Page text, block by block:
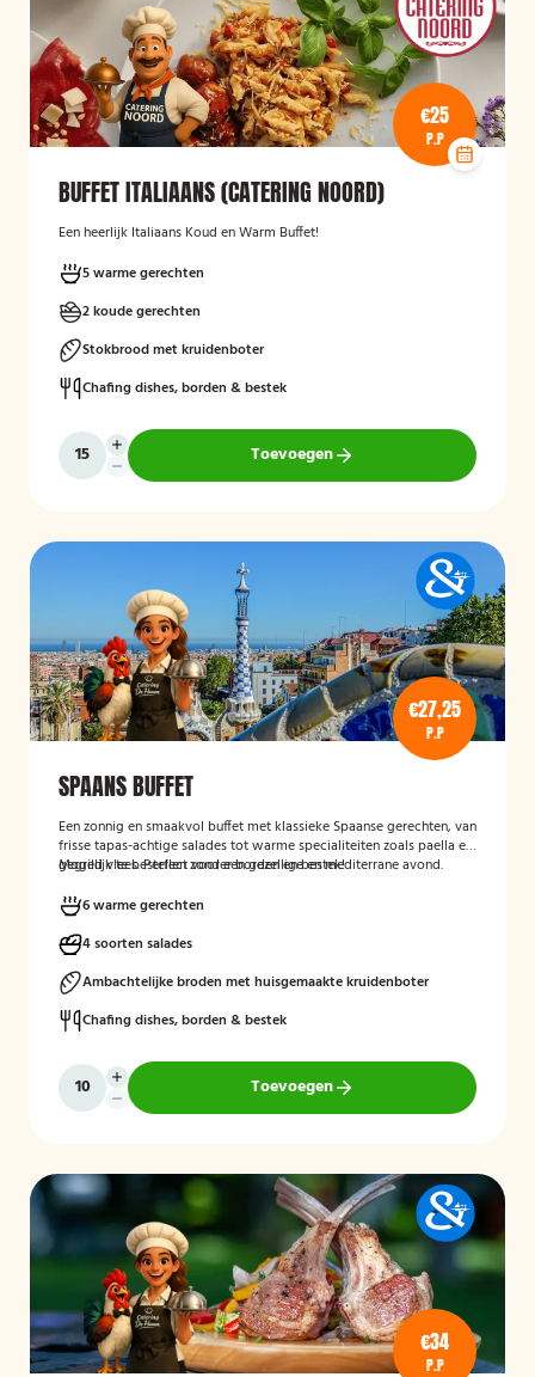
€25
P.P
BUFFET ITALIAANS (CATERING NOORD)
Een heerlijk Italiaans Koud en Warm Buffet!
5 warme gerechten
2 koude gerechten
Stokbrood met kruidenboter
Chafing dishes, borden & bestek
Toevoegen
€27,25
P.P
SPAANS BUFFET
Een zonnig en smaakvol buffet met klassieke Spaanse gerechten, van
frisse tapas-achtige salades tot warme specialiteiten zoals paella en
gegrild vlees. Perfect voor een gezellige en mediterrane avond.
Mogelijk te bestellen zonder borden en bestek!
6 warme gerechten
4 soorten salades
Ambachtelijke broden met huisgemaakte kruidenboter
Chafing dishes, borden & bestek
Toevoegen
€34
P.P